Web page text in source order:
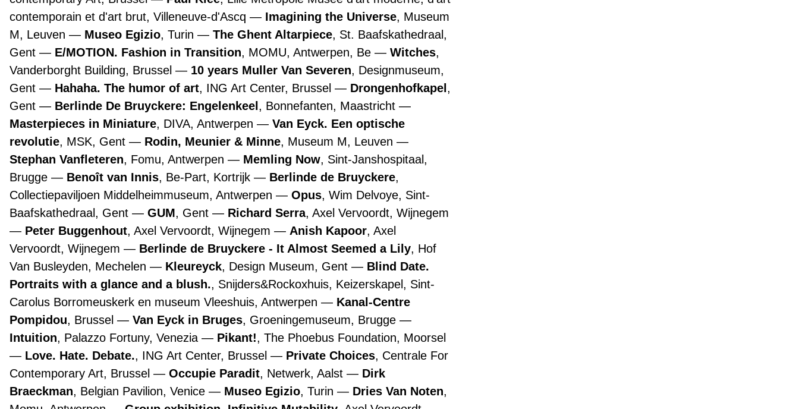
contemporain et d'art brut, Villeneuve-d'Ascq
Imagining the Universe, Museum
M, Leuven
Museo Egizio, Turin The Ghent Altarpiece, St. Baafskathedraal,
Gent
E/MOTION. Fashion in Transition, MOMU, Antwerpen, Be Witches,
Vanderborght Building, Brussel
10 years Muller Van Severen, Designmuseum,
Gent
Hahaha. The humor of art, ING Art Center, Brussel Drongenhofkapel ,
Gent
Berlinde De Bruyckere: Engelenkeel , Bonnefanten, Maastricht
Masterpieces in Miniature, DIVA, Antwerpen
Van Eyck. Een optische
revolutie, MSK, Gent Rodin, Meunier & Minne, Museum M, Leuven
Stephan Vanfleteren, Fomu, Antwerpen Memling Now, Sint-Janshospitaal,
Brugge
Benoît van Innis, Be-Part, Kortrijk Berlinde de Bruyckere,
Collectiepaviljoen Middelheimmuseum, Antwerpen
Opus, Wim Delvoye, Sint-
Baafskathedraal, Gent
GUM, Gent Richard Serra, Axel Vervoordt, Wijnegem
Peter Buggenhout, Axel Vervoordt, Wijnegem Anish Kapoor, Axel
Vervoordt, Wijnegem
Berlinde de Bruyckere - It Almost Seemed a Lily, Hof
Van Busleyden, Mechelen
Kleureyck, Design Museum, Gent
Blind Date.
Portraits with a glance and a blush., Snijders&Rockoxhuis, Keizerskapel, Sint-
Carolus Borromeuskerk en museum Vleeshuis, Antwerpen
Kanal-Centre
Pompidou, Brussel Van Eyck in Bruges, Groeningemuseum, Brugge
Intuition, Palazzo Fortuny, Venezia Pikant!, The Phoebus Foundation, Moorsel
Love. Hate. Debate., ING Art Center, Brussel Private Choices, Centrale For
Contemporary Art, Brussel
Occupie Paradit, Netwerk, Aalst
Dirk
Braeckman, Belgian Pavilion, Venice Museo Egizio, Turin Dries Van Noten,